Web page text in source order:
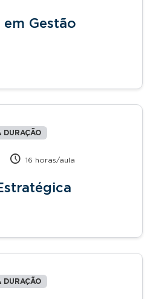
em Gestão
DURAÇÃO
16 horas/aula
DURAÇÃO